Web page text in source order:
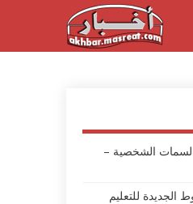
الشخصية –
الجديدة للتعليم